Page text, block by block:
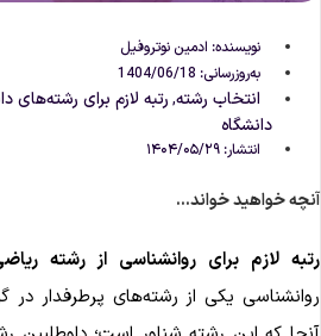
نویسنده:ادمین نوتروفیل
به‌روزرسانی: 1404/06/18
انتخاب رشته,رتبه لازم برای رشته‌های
دانشگاه
انتشار:۱۴۰۴/۰۵/۲۹
خواهید خواند...
لازم برای روانشناسی از رشته
یکی از رشته‌های پرطرفدار در